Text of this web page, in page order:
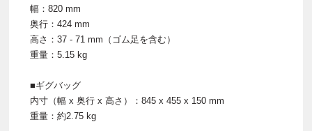
幅：820 mm
奥行：424 mm
高さ：37 - 71 mm（ゴム足を含む）
重量：5.15 kg
■ギグバッグ
内寸（幅 x 奥行 x 高さ）：845 x 455 x 150 mm
重量：約2.75 kg